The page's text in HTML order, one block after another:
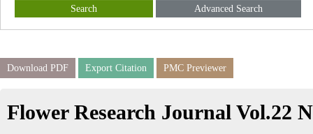
Search Advanced Search
Download PDF Export Citation PMC Previewer
Flower Research Journal Vol.22